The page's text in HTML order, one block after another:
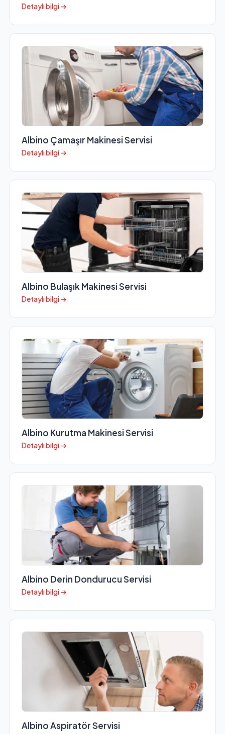
Detaylı bilgi →
Albino Çamaşır Makinesi Servisi
Detaylı bilgi →
Albino Bulaşık Makinesi Servisi
Detaylı bilgi →
Albino Kurutma Makinesi Servisi
Detaylı bilgi →
Albino Derin Dondurucu Servisi
Detaylı bilgi →
Albino Aspiratör Servisi